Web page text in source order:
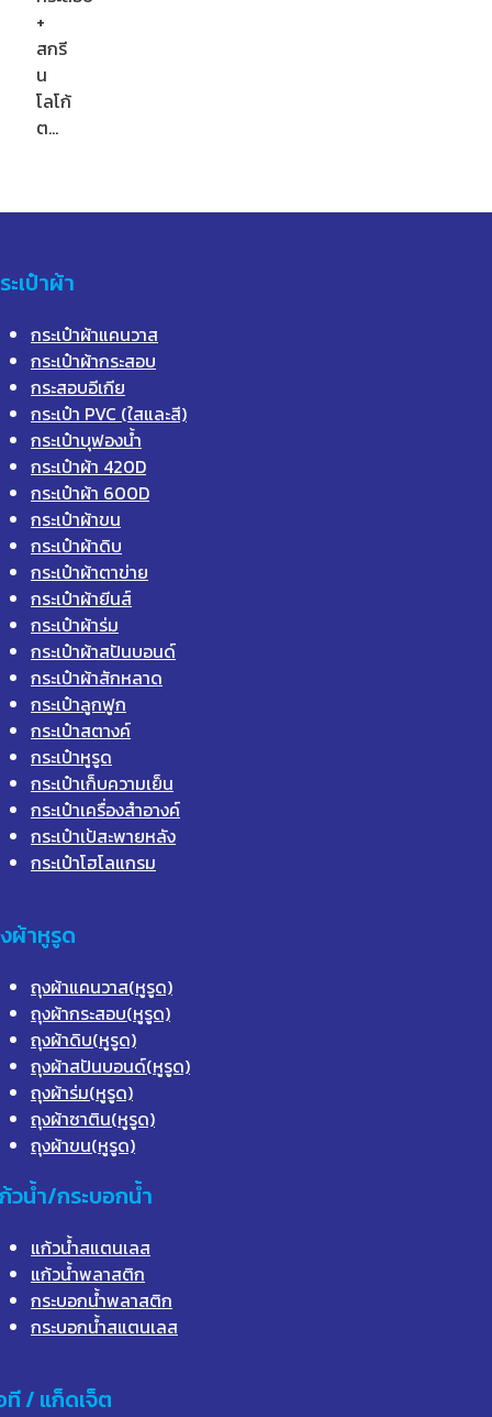
+
สกรี
น
โลโก้
ต…
ะเป๋าผ้า
กระเป๋าผ้าแคนวาส
กระเป๋าผ้ากระสอบ
กระสอบอีเกีย
กระเป๋า PVC (ใสและสี)
กระเป๋าบุฟองน้ำ
กระเป๋าผ้า 420D
กระเป๋าผ้า 600D
กระเป๋าผ้าขน
กระเป๋าผ้าดิบ
กระเป๋าผ้าตาข่าย
กระเป๋าผ้ายีนส์
กระเป๋าผ้าร่ม
กระเป๋าผ้าสปันบอนด์
กระเป๋าผ้าสักหลาด
กระเป๋าลูกฟูก
กระเป๋าสตางค์
กระเป๋าหูรูด
กระเป๋าเก็บความเย็น
กระเป๋าเครื่องสำอางค์
กระเป๋าเป้สะพายหลัง
กระเป๋าโฮโลแกรม
ผ้าหูรูด
ถุงผ้าแคนวาส(หูรูด)
ถุงผ้ากระสอบ(หูรูด)
ถุงผ้าดิบ(หูรูด)
ถุงผ้าสปันบอนด์(หูรูด)
ถุงผ้าร่ม(หูรูด)
ถุงผ้าซาติน(หูรูด)
ถุงผ้าขน(หูรูด)
วน้ำ/กระบอกน้ำ
แก้วน้ำสแตนเลส
แก้วน้ำพลาสติก
กระบอกน้ำพลาสติก
กระบอกน้ำสแตนเลส
ที / แก็ดเจ็ต